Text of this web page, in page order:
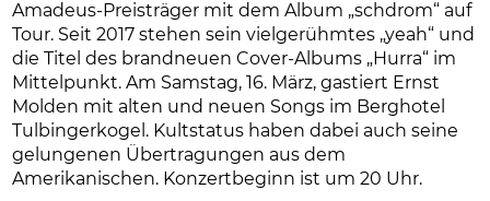
Amadeus-Preisträger mit dem Album „schdrom“ auf
Tour. Seit 2017 stehen sein vielgerühmtes „yeah“ und
die Titel des brandneuen Cover-Albums „Hurra“ im
Mittelpunkt. Am Samstag, 16. März, gastiert Ernst
Molden mit alten und neuen Songs im Berghotel
Tulbingerkogel. Kultstatus haben dabei auch seine
gelungenen Übertragungen aus dem
Amerikanischen. Konzertbeginn ist um 20 Uhr.